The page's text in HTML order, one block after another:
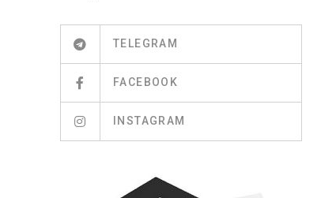
TELEGRAM
FACEBOOK
INSTAGRAM